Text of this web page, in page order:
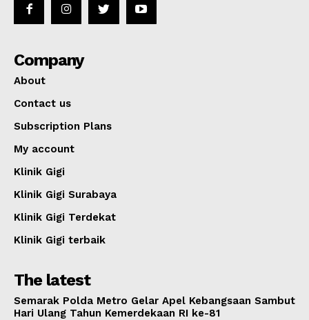
Company
About
Contact us
Subscription Plans
My account
Klinik Gigi
Klinik Gigi Surabaya
Klinik Gigi Terdekat
Klinik Gigi terbaik
The latest
Semarak Polda Metro Gelar Apel Kebangsaan Sambut
Hari Ulang Tahun Kemerdekaan RI ke-81